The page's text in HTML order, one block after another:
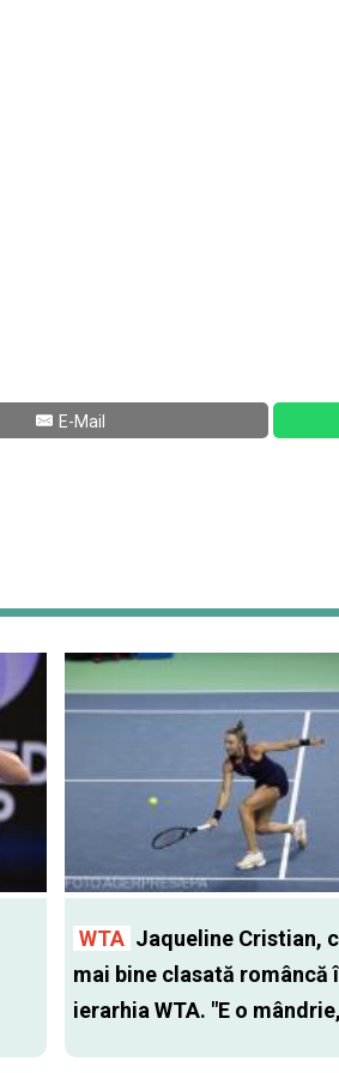
E-Mail
WTA Jaqueline Cristian,
mai bine clasată româncă
ierarhia WTA. "E o